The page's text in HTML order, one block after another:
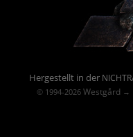
Hergestellt in der
© 1994-2026 Westgård→